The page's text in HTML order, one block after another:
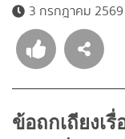
3 กรกฎาคม
ข้อถกเถียงเรื่